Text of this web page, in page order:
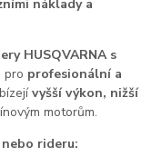
náklady a
HUSQVARNA s
pro profesionální a
vyšší výkon, nižší
motorům.
rideru: